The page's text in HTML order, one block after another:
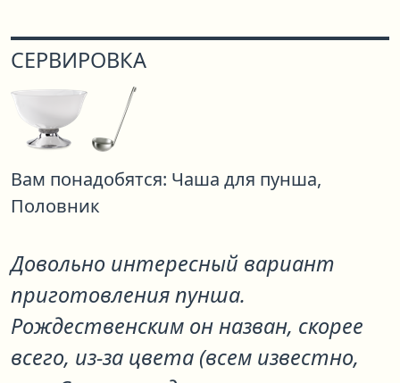
СЕРВИРОВКА
Вам понадобятся: Чаша для пунша,
Половник
Довольно интересный вариант
приготовления пунша.
Рождественским он назван, скорее
всего, из-за цвета (всем известно,